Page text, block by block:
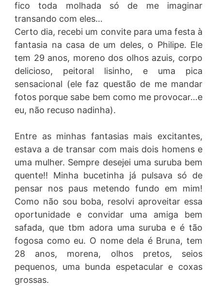
fico toda molhada só de me imaginar
transando com eles…
Certo dia, recebi um convite para uma festa à
fantasia na casa de um deles, o Philipe. Ele
tem 29 anos, moreno dos olhos azuis, corpo
delicioso, peitoral lisinho, e uma pica
sensacional (ele faz questão de me mandar
fotos porque sabe bem como me provocar…e
eu, não recuso nadinha).
Entre as minhas fantasias mais excitantes,
estava a de transar com mais dois homens e
uma mulher. Sempre desejei uma suruba bem
quente!! Minha bucetinha já pulsava só de
pensar nos paus metendo fundo em mim!
Como não sou boba, resolvi aproveitar essa
oportunidade e convidar uma amiga bem
safada, que tbm adora uma suruba e é tão
fogosa como eu. O nome dela é Bruna, tem
28 anos, morena, olhos pretos, seios
pequenos, uma bunda espetacular e coxas
grossas.